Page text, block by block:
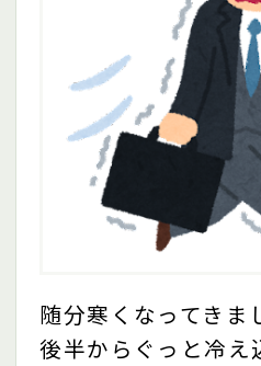
随分寒くなってきま
後半からぐっと冷え